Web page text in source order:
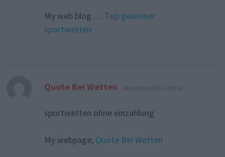
My web blog … Top gewinner
sportwetten
Quote Bei Wetten dit :
18 octobre 2025 à 12h14
sportwetten ohne einzahlung
My webpage; Quote Bei Wetten